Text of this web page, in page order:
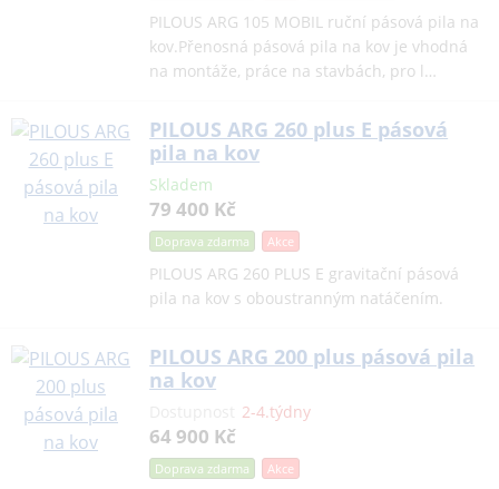
PILOUS ARG 105 MOBIL ruční pásová pila na
kov.Přenosná pásová pila na kov je vhodná
na montáže, práce na stavbách, pro l…
PILOUS ARG 260 plus E pásová
pila na kov
Skladem
79 400 Kč
Doprava zdarma Akce
PILOUS ARG 260 PLUS E gravitační pásová
pila na kov s oboustranným natáčením.
PILOUS ARG 200 plus pásová pila
na kov
2-4.týdny
64 900 Kč
Doprava zdarma Akce